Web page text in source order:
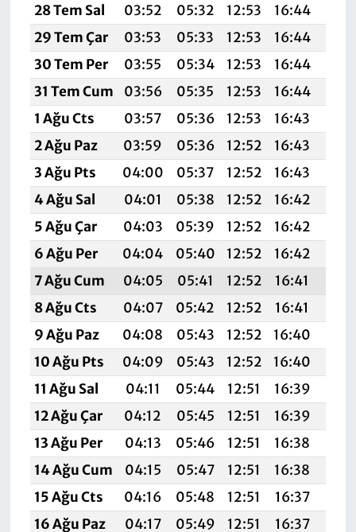
28 Tem Sal
03:52 05:32 12:53 16:44
29 Tem Çar
03:53 05:33 12:53 16:44
30 Tem Per
03:55 05:34 12:53 16:44
31 Tem Cum
03:56 05:35 12:53 16:44
1 Ağu Cts
03:57 05:36 12:53 16:43
2 Ağu Paz
03:59 05:36 12:52 16:43
3 Ağu Pts
04:00 05:37 12:52 16:43
4 Ağu Sal
04:01 05:38 12:52 16:42
5 Ağu Çar
04:03 05:39 12:52 16:42
6 Ağu Per
04:04 05:40 12:52 16:42
7 Ağu Cum
04:05 05:41 12:52 16:41
8 Ağu Cts
04:07 05:42 12:52 16:41
9 Ağu Paz
04:08 05:43 12:52 16:40
10 Ağu Pts
04:09 05:43 12:52 16:40
11 Ağu Sal
04:11 05:44 12:51 16:39
12 Ağu Çar
04:12 05:45 12:51 16:39
13 Ağu Per
04:13 05:46 12:51 16:38
14 Ağu Cum
04:15 05:47 12:51 16:38
15 Ağu Cts
04:16 05:48 12:51 16:37
16 Ağu Paz
04:17 05:49 12:51 16:37